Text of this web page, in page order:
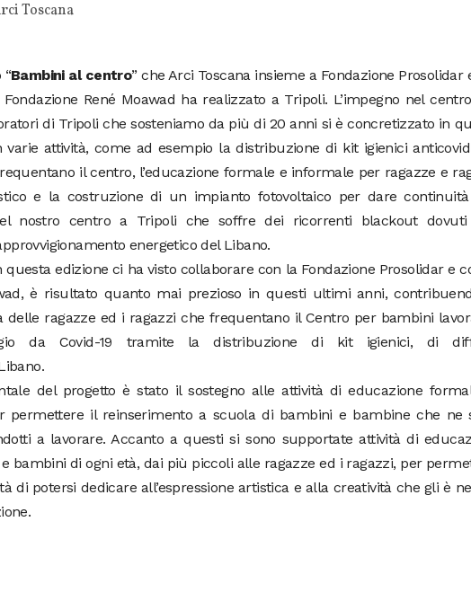
Toscana
“Bambini al centro” che Arci Toscana insieme a Fondazione Prosolidar
René Moawad ha realizzato a Tripoli. L’impegno nel
di Tripoli che sosteniamo da più di 20 anni si è concretizzato in
varie attività, come ad esempio la distribuzione di kit igienici
il centro, l’educazione formale e informale per ragazze e
e la costruzione di un impianto fotovoltaico per dare
nostro centro a Tripoli che soffre dei ricorrenti blackout
energetico del Libano.
questa edizione ci ha visto collaborare con la Fondazione Prosolidar e
è risultato quanto mai prezioso in questi ultimi anni,
delle ragazze ed i ragazzi che frequentano il Centro per bambini
da Covid-19 tramite la distribuzione di kit igienici, di
del progetto è stato il sostegno alle attività di educazione
permettere il reinserimento a scuola di bambini e bambine che ne
a lavorare. Accanto a questi si sono supportate attività di
bambini di ogni età, dai più piccoli alle ragazze ed i ragazzi, per
di potersi dedicare all’espressione artistica e alla creatività che gli è